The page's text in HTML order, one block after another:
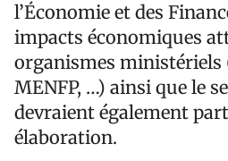
l’Économie et des
impacts économiques
organismes ministériels
MENFP, …) ainsi que le
devraient également
élaboration.